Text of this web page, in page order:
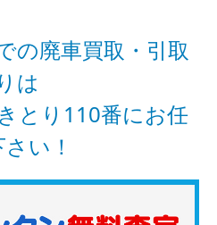
の廃車買取・引取
りは
とり110番にお任
い！